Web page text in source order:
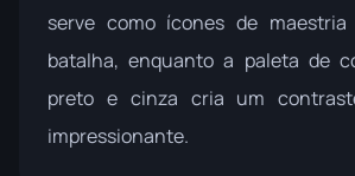
serve como ícones de
batalha, enquanto a paleta de
preto e cinza cria um
impressionante.